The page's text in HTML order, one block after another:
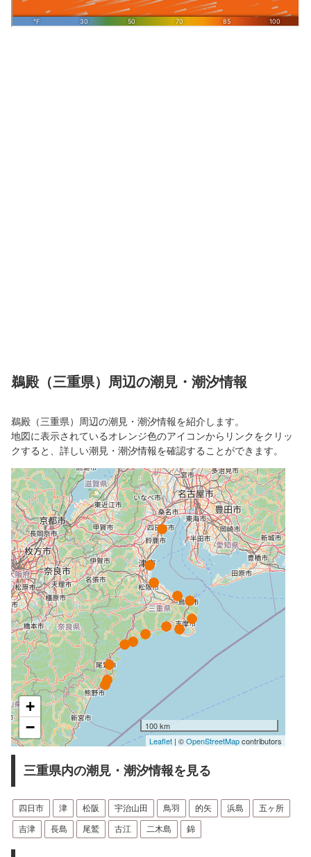
鵜殿（三重県）周辺の潮見・潮汐情報
鵜殿（三重県）周辺の潮見・潮汐情報を紹介します。
地図に表示されているオレンジ色のアイコンからリンクをクリッ
クすると、詳しい潮見・潮汐情報を確認することができます。
+
−
100 km
Leaflet | ©OpenStreetMapcontributors
三重県内の潮見・潮汐情報を見る
四日市 津 松阪 宇治山田 鳥羽 的矢 浜島 五ヶ所
吉津 長島 尾鷲 古江 二木島 錦